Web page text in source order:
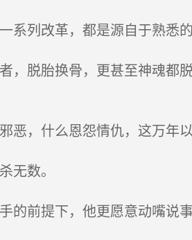
列改革，都是源自于熟悉的
脱胎换骨，更甚至神魂都
恶，什么恩怨情仇，这万年
无数。
前提下，他更愿意动嘴说